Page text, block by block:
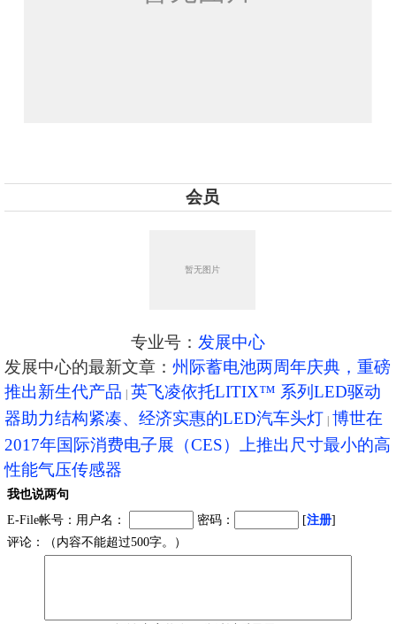
会员
专业号： 发展中心
发展中心的最新文章： 州际蓄电池两周年庆典，重磅
推出新生代产品 英飞凌依托LITIX™ 系列LED驱动
器助力结构紧凑、经济实惠的LED汽车头灯 博世在
2017年国际消费电子展（CES）上推出尺寸最小的高
性能气压传感器
我也说两句
E-File帐号：用户名：
密码： [注册]
评论：（内容不能超过500字。）